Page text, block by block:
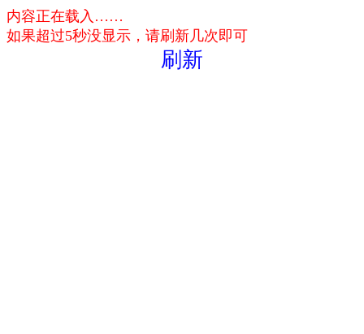
内容正在载入……
如果超过5秒没显示，请刷新几次即可
刷新